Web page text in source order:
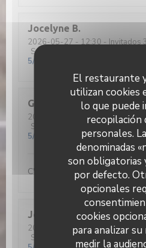
El restaurante
utilizan cookies
lo que puede
recopilación
personales.
denominadas
son obligatorias
por defecto.
opcionales
cookies
para analizar su
medir la
Jocelyne B
2026-05-27- 12:30 - Invitados
Servicio
5/5
Gérard
2026-05-26
- 12:30 - Invitados
Servicio
Ambiente: 5/5
5/5
C'est beau de voir nos jeunes
Jean René
D
2026-05-26- 12:30 - Invitados
Servicio
/5 Ambiente /5